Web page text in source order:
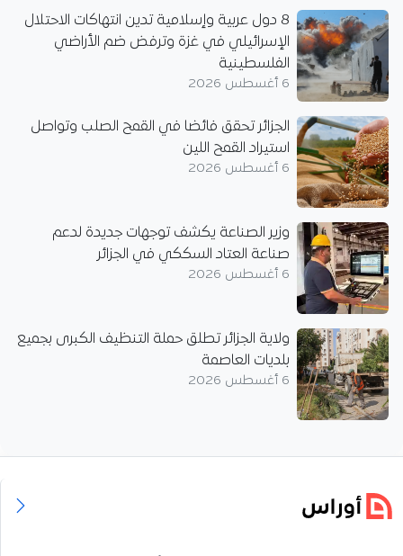
8 دول عربية وإسلامية تدين انتهاكات الاحتلال
الإسرائيلي في غزة وترفض ضم الأراضي
الفلسطينية
6 أغسطس 2026
الجزائر تحقق فائضا في القمح الصلب وتواصل
استيراد القمح اللين
6 أغسطس 2026
وزير الصناعة يكشف توجهات جديدة لدعم
صناعة العتاد السككي في الجزائر
6 أغسطس 2026
ولاية الجزائر تطلق حملة التنظيف الكبرى بجميع
بلديات العاصمة
6 أغسطس 2026